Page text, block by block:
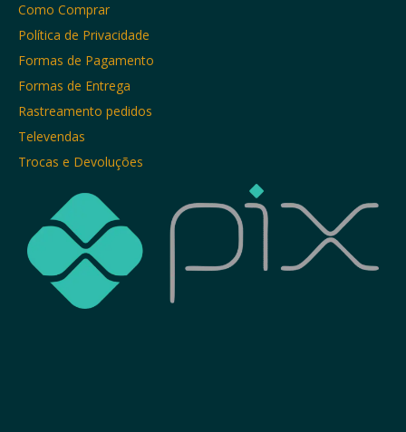
Como Comprar
Política de Privacidade
Formas de Pagamento
Formas de Entrega
Rastreamento pedidos
Televendas
Trocas e Devoluções